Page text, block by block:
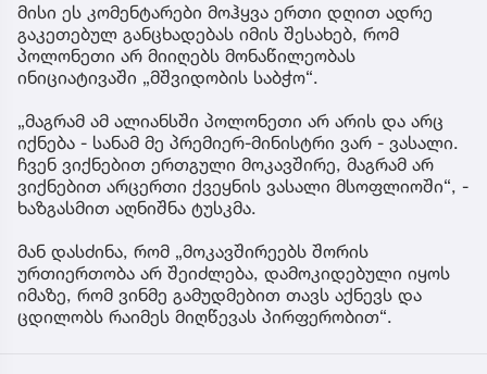
მისი ეს კომენტარები მოჰყვა ერთი დღით ადრე
გაკეთებულ განცხადებას იმის შესახებ, რომ
პოლონეთი არ მიიღებს მონაწილეობას
ინიციატივაში „მშვიდობის საბჭო“.
„მაგრამ ამ ალიანსში პოლონეთი არ არის და არც
იქნება - სანამ მე პრემიერ-მინისტრი ვარ - ვასალი.
ჩვენ ვიქნებით ერთგული მოკავშირე, მაგრამ არ
ვიქნებით არცერთი ქვეყნის ვასალი მსოფლიოში“, -
ხაზგასმით აღნიშნა ტუსკმა.
მან დასძინა, რომ „მოკავშირეებს შორის
ურთიერთობა არ შეიძლება, დამოკიდებული იყოს
იმაზე, რომ ვინმე გამუდმებით თავს აქნევს და
ცდილობს რაიმეს მიღწევას პირფერობით“.